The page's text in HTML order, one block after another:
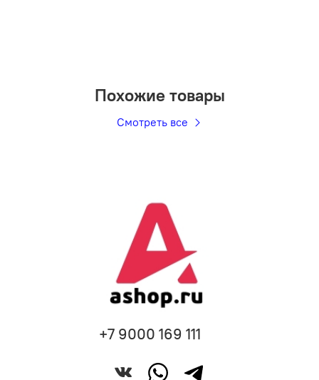
Похожие товары
Смотреть все
+7 9000 169 111